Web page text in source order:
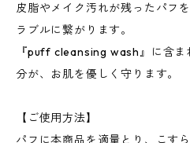
皮脂やメイク汚れが残ったパフ
ラブルに繋がります。
『puff cleansing wash』に含
分が、お肌を優しく守ります。
【ご使用方法】
パフに本商品を適量とり、こす